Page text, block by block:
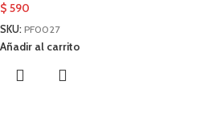
$ 590
SKU: PF0027
Añadir al carrito